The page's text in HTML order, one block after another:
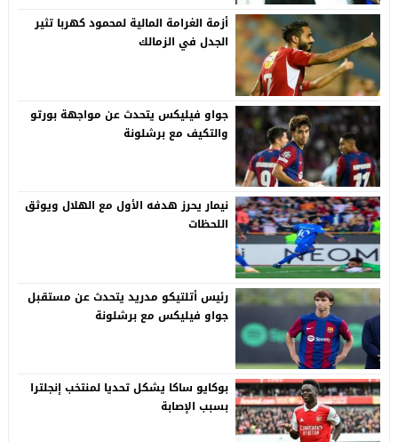
أزمة الغرامة المالية لمحمود كهربا تثير
الجدل في الزمالك
جواو فيليكس يتحدث عن مواجهة بورتو
والتكيف مع برشلونة
نيمار يحرز هدفه الأول مع الهلال ويوثق
اللحظات
رئيس أتلتيكو مدريد يتحدث عن مستقبل
جواو فيليكس مع برشلونة
بوكايو ساكا يشكل تحديا لمنتخب إنجلترا
بسبب الإصابة